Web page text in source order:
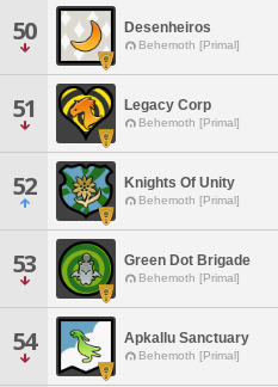
50 Desenheiros
Behemoth [Primal]
51 Legacy Corp
Behemoth [Primal]
52 Knights Of Unity
Behemoth [Primal]
53 Green Dot Brigade
Behemoth [Primal]
54 Apkallu Sanctuary
Behemoth [Primal]